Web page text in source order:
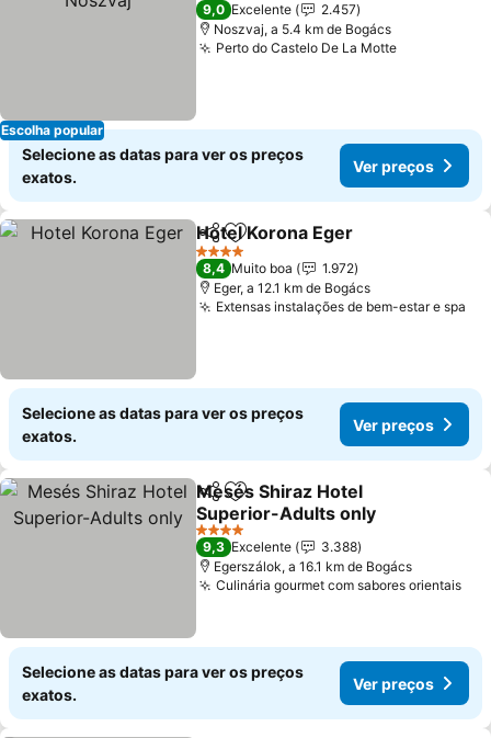
Escolha popular
9,0 Excelente
2.457
Noszvaj, a 5.4 km de Bogács
Perto do Castelo De La Motte
Selecione as datas para ver os preços
exatos.
Ver preços
PartilharAdicionar aos favoritos
Hotel Korona Eger
4 Estrelas
8,4 Muito boa
1.972
Eger, a 12.1 km de Bogács
Extensas instalações de bem-estar e spa
Selecione as datas para ver os preços
exatos.
Ver preços
PartilharAdicionar aos favoritos
Mesés Shiraz Hotel
Superior-Adults only
4 Estrelas
9,3 Excelente
3.388
Egerszálok, a 16.1 km de Bogács
Culinária gourmet com sabores orientais
Selecione as datas para ver os preços
exatos.
Ver preços